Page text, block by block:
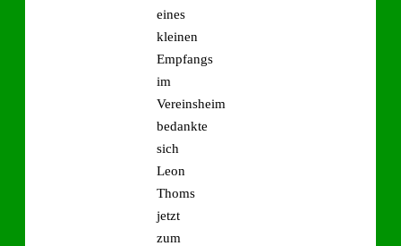
eines
kleinen
Empfangs
im
Vereinsheim
bedankte
sich
Leon
Thoms
jetzt
zum